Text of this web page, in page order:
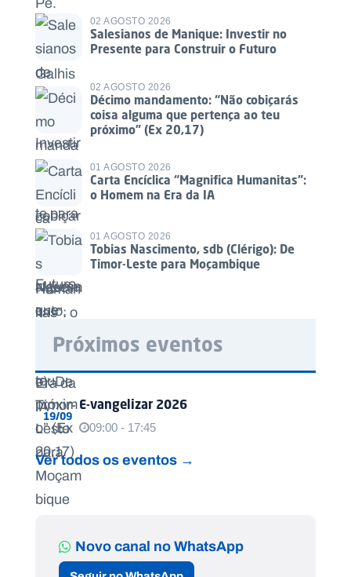
02 AGOSTO 2026
Salesianos de Manique: Investir no
Presente para Construir o Futuro
02 AGOSTO 2026
Décimo mandamento: “Não cobiçarás
coisa alguma que pertença ao teu
próximo” (Ex 20,17)
01 AGOSTO 2026
Carta Encíclica “Magnifica Humanitas”:
o Homem na Era da IA
01 AGOSTO 2026
Tobias Nascimento, sdb (Clérigo): De
Timor-Leste para Moçambique
Próximos eventos
19/09
E-vangelizar 2026
09:00 - 17:45
Ver todos os eventos →
Novo canal no WhatsApp